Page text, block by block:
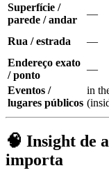
Superfície /
parede / andar
—
Rua / estrada —
Endereço exato
/ ponto
—
Eventos /
lugares públicos
in
🧠 Insight de
importa